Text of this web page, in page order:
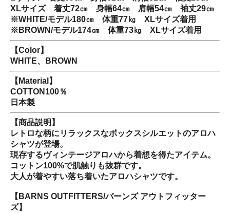
XLサイズ 着丈72㎝ 身幅64㎝ 肩幅54㎝ 袖丈29㎝
※WHITE/モデル180㎝ 体重77㎏ XLサイズ着用
※BROWN/モデル174㎝ 体重73㎏ XLサイズ着用
【Color】
WHITE、BROWN
【Material】
COTTON100％
日本製
【商品説明】
レトロな柄にリラックスなボックスシルエットのアロハ
シャツが登場。
現存するヴィンテージアロハから着想を得たアイテム。
コットン100%で肌触りも抜群です。
大人が着やすい落ち着いたアロハシャツです。
【BARNS OUTFITTERS/バーンズ アウトフィッター
ズ】